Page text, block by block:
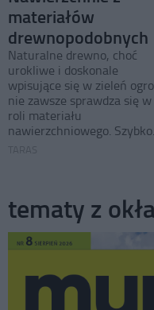
materiałów
drewnopodobnych
Naturalne drewno, choć
urokliwe i doskonale
wpisujące się w zieleń
nie zawsze sprawdza się w
roli materiału
nawierzchniowego.
tematy z